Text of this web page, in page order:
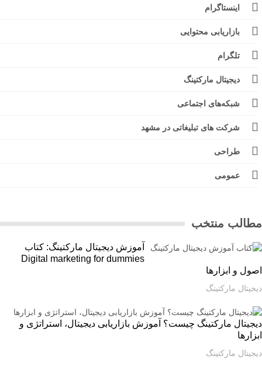
اینستاگرام
بازاریابی محتوایی
تلگرام
دیجیتال مارکتینگ
شبکه‌های اجتماعی
شرکت های تبلیغاتی در مشهد
طراحی
عمومی
منتخب
آموزش دیجیتال مارکتینگ: کتاب
Digital marketing for dummies
و ابزارها
مارکتینگ
مارکتینگ چیست؟ آموزش بازاریابی دیجیتال، استراتژی و
مارکتینگ